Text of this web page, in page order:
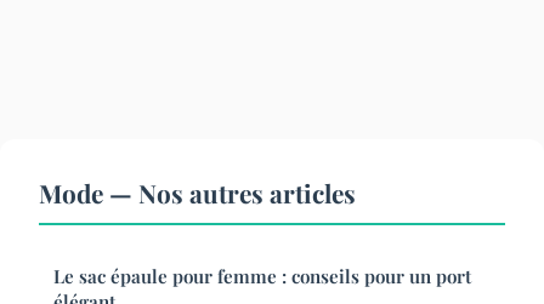
Mode — Nos autres articles
Le sac épaule pour femme : conseils pour un port